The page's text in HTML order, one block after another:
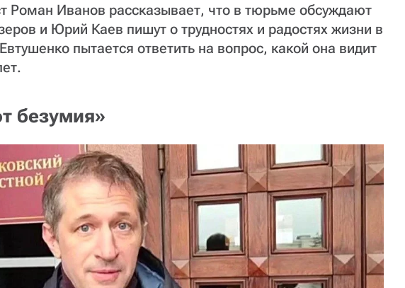
Роман Иванов рассказывает, что в тюрьме обсуждают
и Юрий Каев пишут о трудностях и радостях жизни в
пытается ответить на вопрос, какой она видит
безумия»